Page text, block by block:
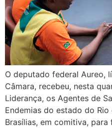
O deputado federal Aureo,
Câmara, recebeu, nesta
Liderança, os Agentes de
Endemias do estado do
Brasílias, em comitiva,